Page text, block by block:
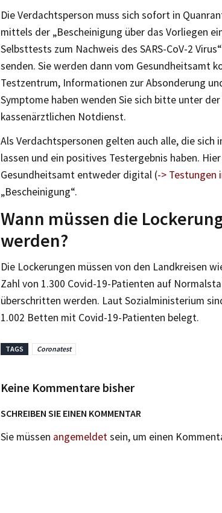
Die Verdachtsperson muss sich sofort in
mittels der „Bescheinigung über das Vorliegen
Selbsttests zum Nachweis des SARS-CoV-2
senden. Sie werden dann vom Gesundheitsamt
Testzentrum, Informationen zur Absonderung
Symptome haben wenden Sie sich bitte unter
kassenärztlichen Notdienst.
Als Verdachtspersonen gelten auch alle, die sich
lassen und ein positives Testergebnis haben.
Gesundheitsamt entweder digital (-> Testungen
„Bescheinigung“.
Wann müssen die
werden?
Die Lockerungen müssen von den Landkreisen
Zahl von 1.300 Covid-19-Patienten auf
überschritten werden. Laut Sozialministerium
1.002 Betten mit Covid-19-Patienten belegt.
TAGS Coronatest
Keine Kommentare bisher
SCHREIBEN SIE EINEN KOMMENTAR
Sie müssen angemeldetsein, um einen